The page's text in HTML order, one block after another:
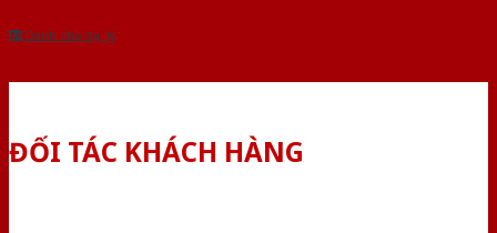
Dành cho đại lý
ĐỐI TÁC KHÁCH HÀNG